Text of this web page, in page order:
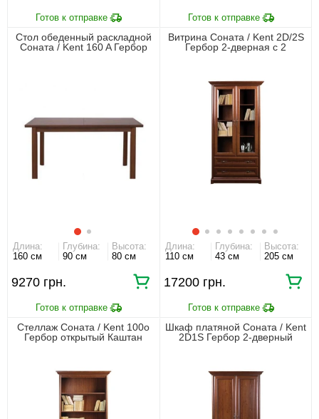
Стол обеденный раскладной
Соната / Kent 160 A Гербор
Длина:
160 см
Глубина:
90 см
Высота:
80 см
9270 грн.
Витрина Соната / Kent 2D/2S
Гербор 2-дверная с 2
Длина:
110 см
Глубина:
43 см
Высота:
205 см
17200 грн.
Стеллаж Соната / Kent 100о
Гербор открытый Каштан
Шкаф платяной Соната / Kent
2D1S Гербор 2-дверный